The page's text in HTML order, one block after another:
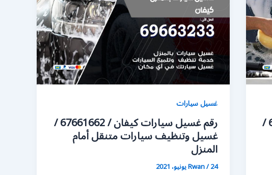
رقم غسيل سيارات الدعية / 67661662 /
غسيل سيارات
رقم غسيل سيارات كيفان / 67661662 /
غسيل وتنظيف سيارات متنقل أمام
المنزل
Rwan/24 يونيو، 2021